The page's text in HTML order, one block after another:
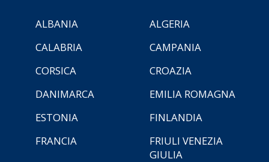
ALBANIA
ALGERIA
CALABRIA
CAMPANIA
CORSICA
CROAZIA
DANIMARCA
EMILIA ROMAGNA
ESTONIA
FINLANDIA
FRANCIA
FRIULI VENEZIA
GIULIA